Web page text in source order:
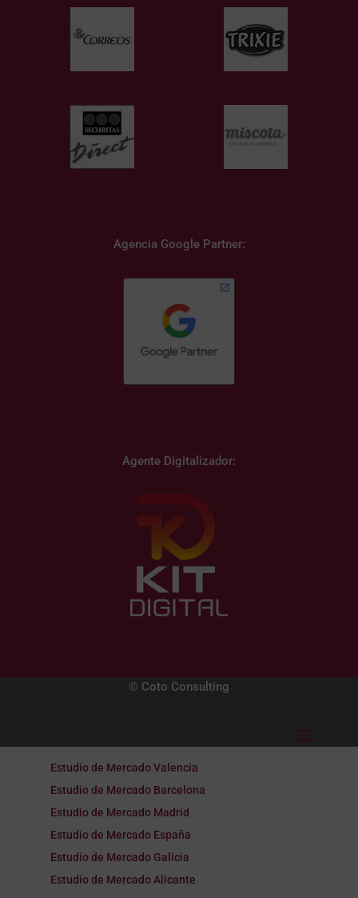
Agencia Google Partner:
Agente Digitalizador:
© Coto Consulting
Estudio de Mercado Valencia
Estudio de Mercado Barcelona
Estudio de Mercado Madrid
Estudio de Mercado España
Estudio de Mercado Galicia
Estudio de Mercado Alicante